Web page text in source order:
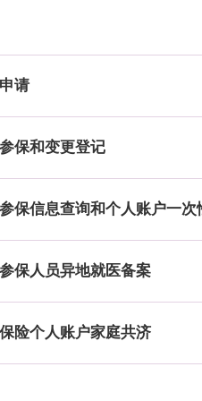
请
保和变更登记
保信息查询和个人账户一次
保人员异地就医备案
险个人账户家庭共济